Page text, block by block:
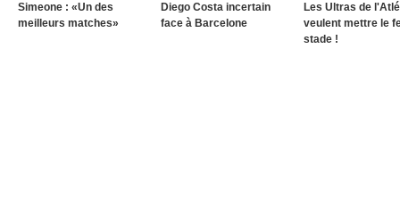
Simeone : «Un des
meilleurs matches»
Diego Costa incertain
face à Barcelone
Les Ultras de
veulent mettre le
stade !